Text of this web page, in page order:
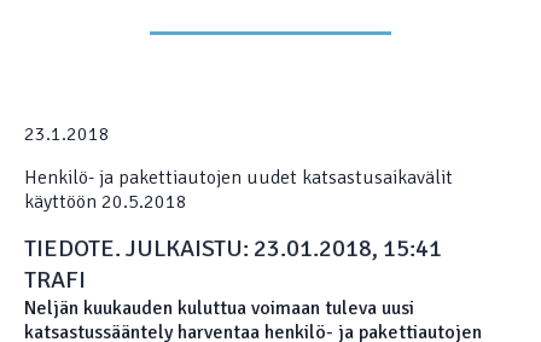
23.1.2018
Henkilö- ja pakettiautojen uudet katsastusaikavälit
käyttöön 20.5.2018
TIEDOTE. JULKAISTU: 23.01.2018, 15:41
TRAFI
Neljän kuukauden kuluttua voimaan tuleva uusi
katsastussääntely harventaa henkilö- ja pakettiautojen